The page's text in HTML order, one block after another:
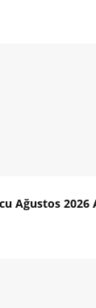
Ağustos 2026